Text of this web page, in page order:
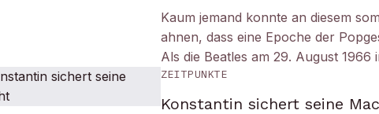
Kaum jemand konnte an diesem
ahnen, dass eine Epoche der
Als die Beatles am 29. August 1966
ZEITPUNKTE
Konstantin sichert seine